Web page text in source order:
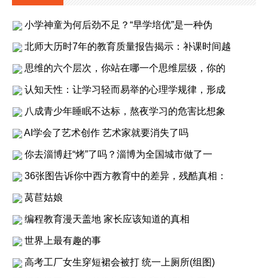
小学神童为何后劲不足？“早学培优”是一种伪
北师大历时7年的教育质量报告揭示：补课时间越
思维的六个层次，你站在哪一个思维层级，你的
认知天性：让学习轻而易举的心理学规律，形成
八成青少年睡眠不达标，熬夜学习的危害比想象
AI学会了艺术创作 艺术家就要消失了吗
你去淄博赶“烤”了吗？淄博为全国城市做了一
36张图告诉你中西方教育中的差异，残酷真相：
莴苣姑娘
编程教育漫天盖地 家长应该知道的真相
世界上最有趣的事
高考工厂女生穿短裙会被打 统一上厕所(组图)